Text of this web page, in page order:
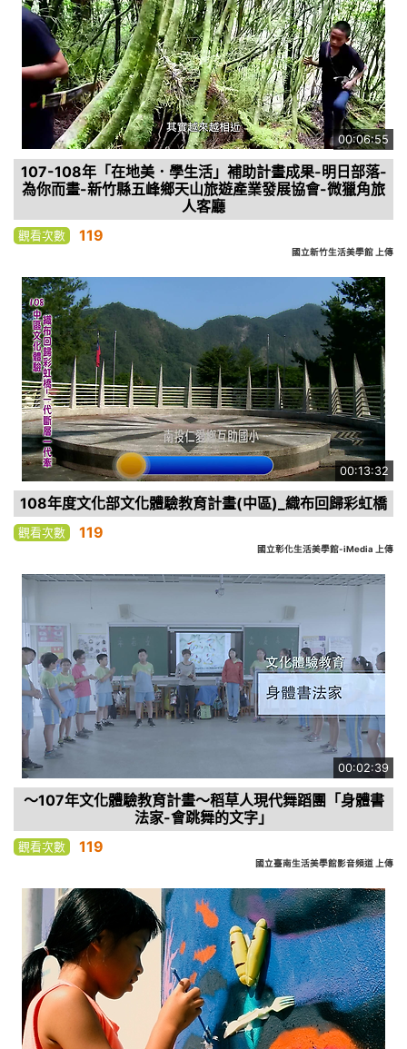
00:06:55
107-108年「在地美．學生活」補助計畫成果-明日部落-
為你而畫-新竹縣五峰鄉天山旅遊產業發展協會-微獵角旅
人客廳
觀看次數 119
國立新竹生活美學館 上傳
00:13:32
108年度文化部文化體驗教育計畫(中區)_織布回歸彩虹橋
觀看次數 119
國立彰化生活美學館-iMedia 上傳
00:02:39
～107年文化體驗教育計畫～稻草人現代舞蹈團「身體書
法家-會跳舞的文字」
觀看次數 119
國立臺南生活美學館影音頻道 上傳